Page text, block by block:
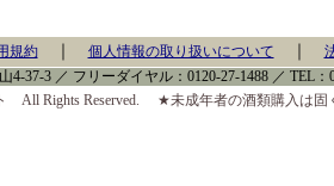
規約｜ 個人情報の取り扱いについて
37-3 ／ フリーダイヤル：0120-27-1488 ／ TEL：
All Rights Reserved. ★未成年者の酒類購入は固